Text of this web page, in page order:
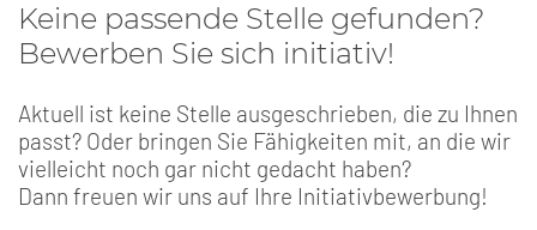
Keine passende Stelle gefunden?
Bewerben Sie sich initiativ!
Aktuell ist keine Stelle ausgeschrieben, die zu Ihnen
passt? Oder bringen Sie Fähigkeiten mit, an die wir
vielleicht noch gar nicht gedacht haben?
Dann freuen wir uns auf Ihre Initiativbewerbung!